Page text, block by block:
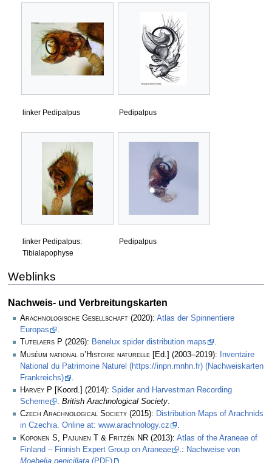
linker Pedipalpus Pedipalpus
linker Pedipalpus:
Tibialapophyse
Pedipalpus
Weblinks
Nachweis- und Verbreitungskarten
Arachnologische Gesellschaft (2020): Atlas der Spinnentiere
Europas
.
Tutelaers P (2026): Benelux spider distribution maps
.
Muséum national d’Histoire naturelle [Ed.] (2003–2019):
Inventaire
National du Patrimoine Naturel (https://inpn.mnhn.fr) (Nachweiskarten
Frankreichs)
Harvey P [Koord.] (2014): Spider and Harvestman Recording
Scheme
. British Arachnological Society.
Czech Arachnological Society (2015): Distribution Maps of Arachnids
in Czechia. Online at: www.arachnology.cz
.
Koponen S, Pajunen T & Fritzén NR (2013): Atlas of the Araneae of
Finland – Finnish Expert Group on Araneae
.: Nachweise von
Moebelia penicillata (PDF)